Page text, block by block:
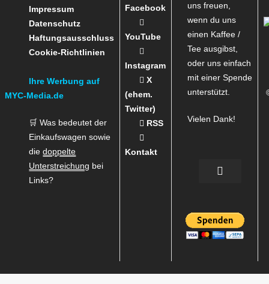
Impressum
Datenschutz
Haftungsausschluss
Cookie-Richtlinien
Ihre Werbung auf
MYC-Media.de
🛒 Was bedeutet der
Einkaufswagen sowie
diedoppelte
Unterstreichung bei
Links?
Facebook
YouTube
Instagram
X
(ehem.
Twitter)
RSS
Kontakt
uns freuen,
wenn du uns
einen Kaffee /
Tee ausgibst,
oder uns einfach
mit einer Spende
unterstützt.
Vielen Dank!